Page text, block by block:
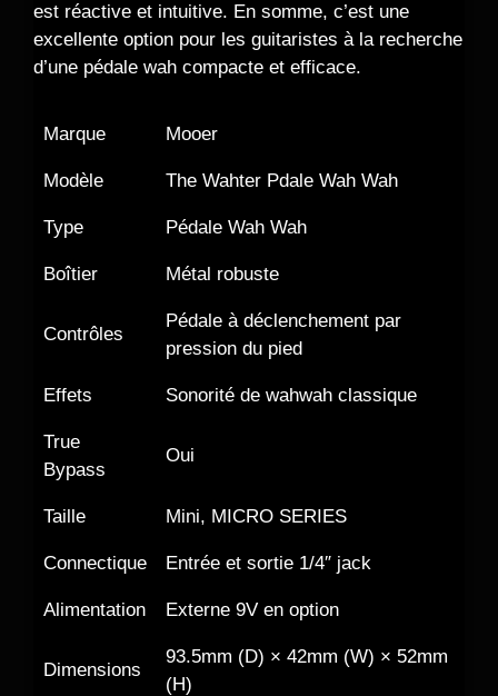
est réactive et intuitive. En somme, c’est une
excellente option pour les guitaristes à la recherche
d’une pédale wah compacte et efficace.
Marque Mooer
Modèle The Wahter Pdale Wah Wah
Type Pédale Wah Wah
Boîtier Métal robuste
Contrôles
Pédale à déclenchement par
pression du pied
Effets Sonorité de wahwah classique
True
Bypass
Oui
Taille Mini, MICRO SERIES
Connectique Entrée et sortie 1/4″ jack
Alimentation Externe 9V en option
Dimensions
93.5mm (D) × 42mm (W) × 52mm
(H)